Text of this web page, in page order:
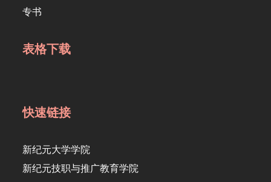
专书
表格下载
快速链接
新纪元大学学院
新纪元技职与推广教育学院